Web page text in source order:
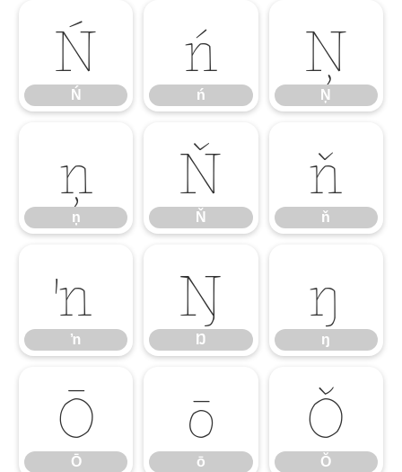
Ń
Ń
ń
ń
Ņ
Ņ
ņ
ņ
Ň
Ň
ň
ň
ŉ
ŉ
Ŋ
Ŋ
ŋ
ŋ
Ō
Ō
ō
ō
Ŏ
Ŏ